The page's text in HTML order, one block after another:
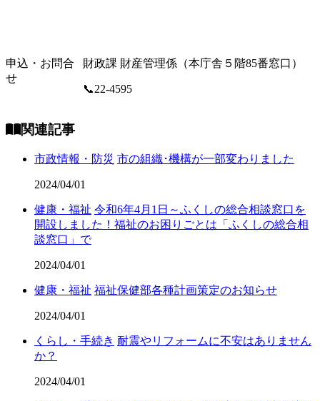
申込・お問合
せ
財政課 財産管理係（本庁舎５階85番窓口）
📞22-4595
関連記事
市政情報・防災 市の組織･機構が一部変わりました
2024/04/01
健康・福祉 令和6年4月1日～ふくしの総合相談窓口を
開設しました！福祉のお困りごとは「ふくしの総合相
談窓口」で
2024/04/01
健康・福祉 福祉保健部各種計画策定のお知らせ
2024/04/01
くらし・手続き 耐震やリフォームに不安はありません
か？
2024/04/01